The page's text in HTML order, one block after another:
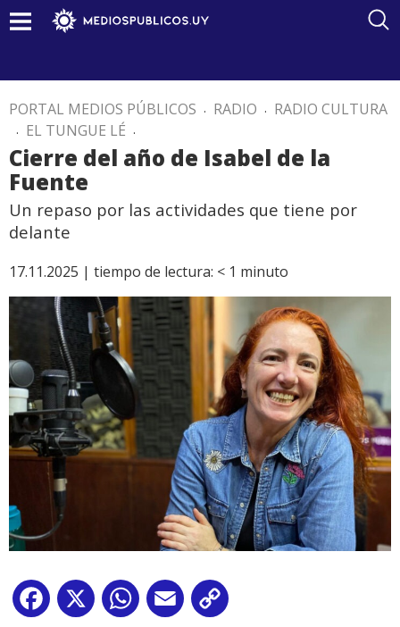
PORTAL MEDIOS PÚBLICOS . RADIO . RADIO CULTURA
. EL TUNGUE LÉ .
Cierre del año de Isabel de la
Fuente
Un repaso por las actividades que tiene por
delante
17.11.2025 | tiempo de lectura: < 1 minuto
Facebook
X WhatsApp
Email